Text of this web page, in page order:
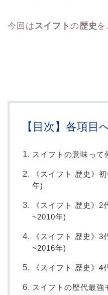
今回は スイフト の歴史 を
【目次】各項目
スイフトの意味って
《スイフト 歴史》
年)
《スイフト 歴史》
~2010年)
《スイフト 歴史》
~2016年)
《スイフト 歴史》
スイフトの歴代最強